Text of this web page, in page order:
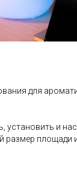
для
установить и
размер площади